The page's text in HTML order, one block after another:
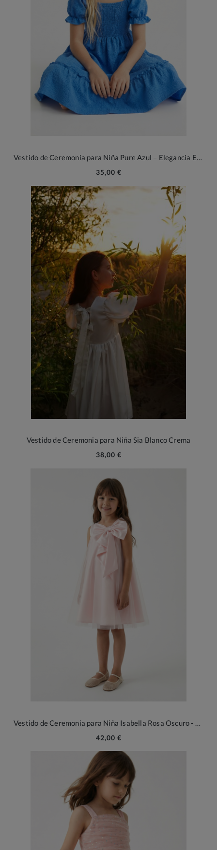
Vestido de Ceremonia para Niña Pure Azul – Elegancia Etérea para Ocasiones Inolvidables
35,00 €
Vestido de Ceremonia para Niña Sia Blanco Crema
38,00 €
Vestido de Ceremonia para Niña Isabella Rosa Oscuro - Elegancia y Tul para Ocasiones Especiales
42,00 €